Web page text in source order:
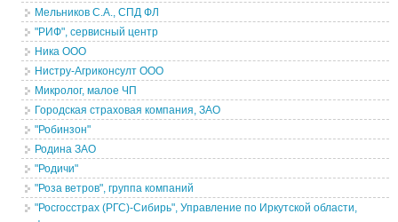
Мельников С.А., СПД ФЛ
"РИФ", сервисный центр
Ника ООО
Нистру-Агриконсулт ООО
Микролог, малое ЧП
Городская страховая компания, ЗАО
"Робинзон"
Родина ЗАО
"Родичи"
"Роза ветров", группа компаний
"Росгосстрах (РГС)-Сибирь", Управление по Иркутской области,